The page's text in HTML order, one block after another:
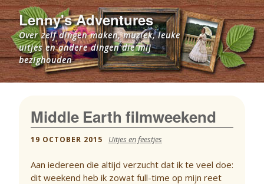
Lenny's Adventures
Over zelf dingen maken, muziek, leuke
uitjes en andere dingen die mij
bezighouden
Middle Earth filmweekend
19 OCTOBER 2015 Uitjes en feestjes
Aan iedereen die altijd verzucht dat ik te veel doe:
dit weekend heb ik zowat full-time op mijn reet